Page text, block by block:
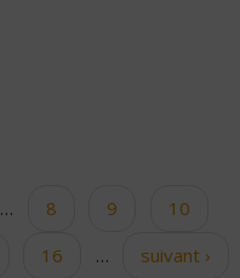
… 8 9
10
16 …
suivant ›